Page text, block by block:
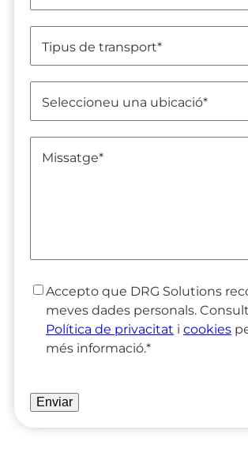
Tipus de transport*
Seleccioneu una ubicació*
Missatge*
C
n
t
*
Accepto que DRG Solutions
meves dades personals.
Política de privacitat i cookies
més informació.*
C
A
P